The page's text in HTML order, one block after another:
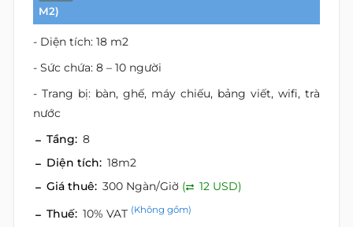
M2)
- Diện tích: 18 m2
- Sức chứa: 8 – 10 người
- Trang bị: bàn, ghế, máy chiếu, bảng viết, wifi, trà
nước
Tầng: 8
Diện tích: 18m2
Giá thuê: 300 Ngàn/Giờ (
12 USD)
Thuế: 10% VAT (Không gồm)